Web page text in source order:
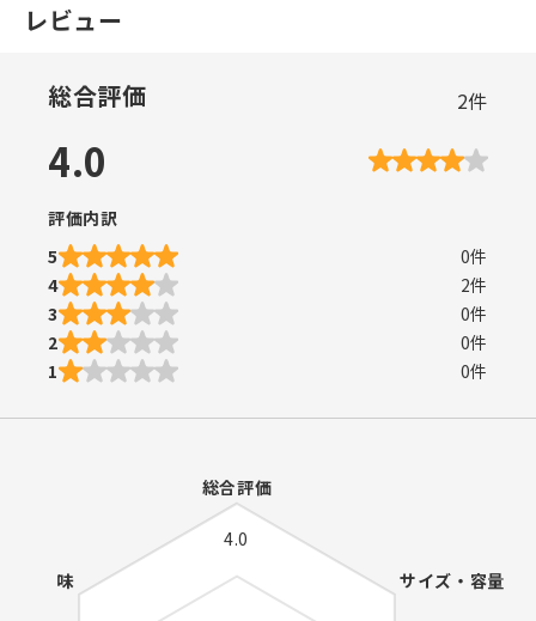
レビュー
総合評価 2件
4.0
評価内訳
5
0件
4
2件
3
0件
2
0件
1
0件